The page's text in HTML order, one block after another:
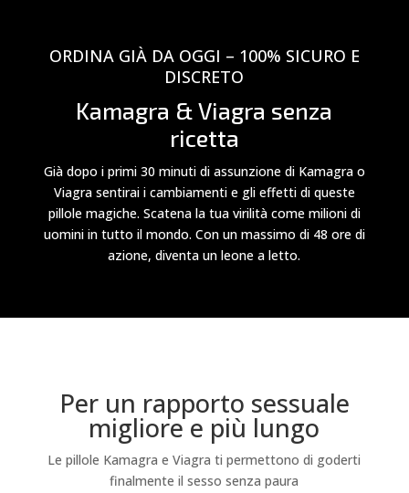
ORDINA GIÀ DA OGGI – 100% SICURO E
DISCRETO
Kamagra & Viagra senza
ricetta
Già dopo i primi 30 minuti di assunzione di Kamagra o
Viagra sentirai i cambiamenti e gli effetti di queste
pillole magiche. Scatena la tua virilità come milioni di
uomini in tutto il mondo. Con un massimo di 48 ore di
azione, diventa un leone a letto.
Per un rapporto sessuale
migliore e più lungo
Le pillole Kamagra e Viagra ti permettono di goderti
finalmente il sesso senza paura